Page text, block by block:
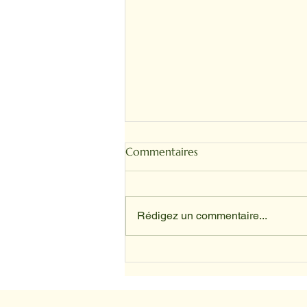
SANDRINE ET TOFFEE
Commentaires
Rédigez un commentaire...